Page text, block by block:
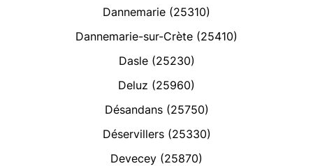
Dannemarie (25310)
Dannemarie-sur-Crète (25410)
Dasle (25230)
Deluz (25960)
Désandans (25750)
Déservillers (25330)
Devecey (25870)